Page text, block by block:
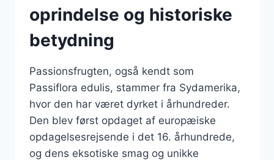
oprindelse og historiske
betydning
Passionsfrugten, også kendt som
Passiflora edulis, stammer fra Sydamerika,
hvor den har været dyrket i århundreder.
Den blev først opdaget af europæiske
opdagelsesrejsende i det 16. århundrede,
og dens eksotiske smag og unikke